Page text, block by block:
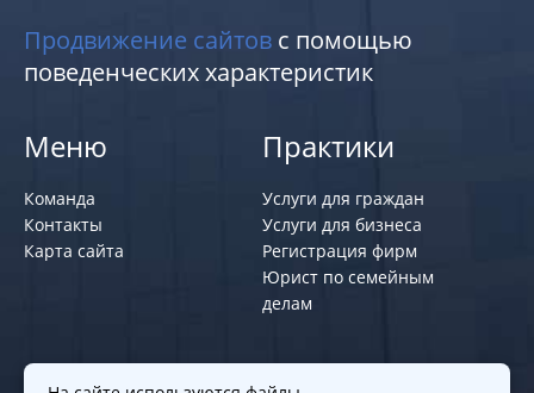
Продвижение сайтов с помощью
поведенческих характеристик
Меню
Команда
Контакты
Карта сайта
Практики
Услуги для граждан
Услуги для бизнеса
Регистрация фирм
Юрист по семейным
делам
Политики и правила